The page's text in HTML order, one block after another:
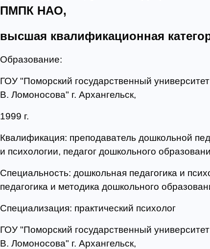
ПМПК НАО,
высшая квалификационная
Образование:
ГОУ "Поморский государственный
В. Ломоносова" г. Архангельск,
1999 г.
Квалификация: преподаватель дошкольной
и психологии, педагог дошкольного
Специальность: дошкольная педагогика и
педагогика и методика дошкольного
Специализация: практический психолог
ГОУ "Поморский государственный
В. Ломоносова" г. Архангельск,